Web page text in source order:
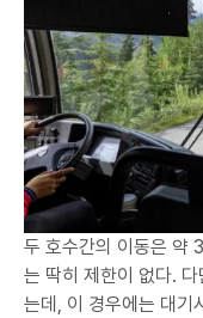
두 호수간의 이동은 약
는 딱히 제한이 없다.
는데, 이 경우에는 대기